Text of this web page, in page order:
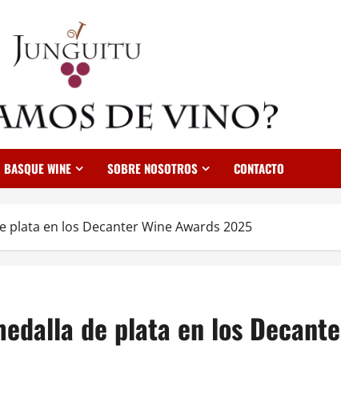
BASQUE WINE SOBRE NOSOTROS CONTACTO
plata en los Decanter Wine Awards 2025
de plata en los